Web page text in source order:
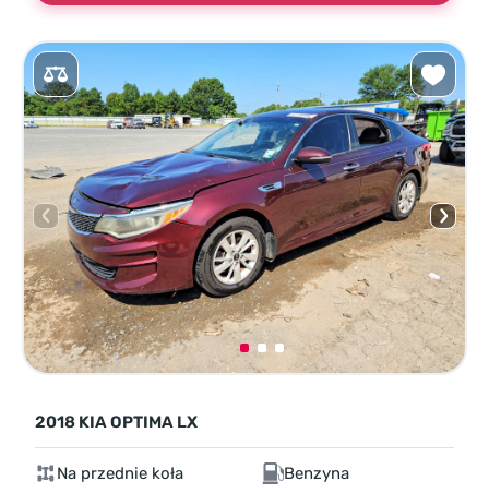
2018 KIA OPTIMA LX
Na przednie koła
Benzyna